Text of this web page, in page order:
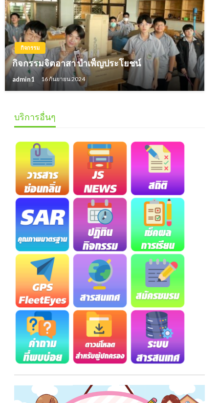
กิจกรรม
กิจกรรมจิตอาสา บำเพ็ญประโยชน์
admin1 16 กันยายน 2024
บริการอื่นๆ